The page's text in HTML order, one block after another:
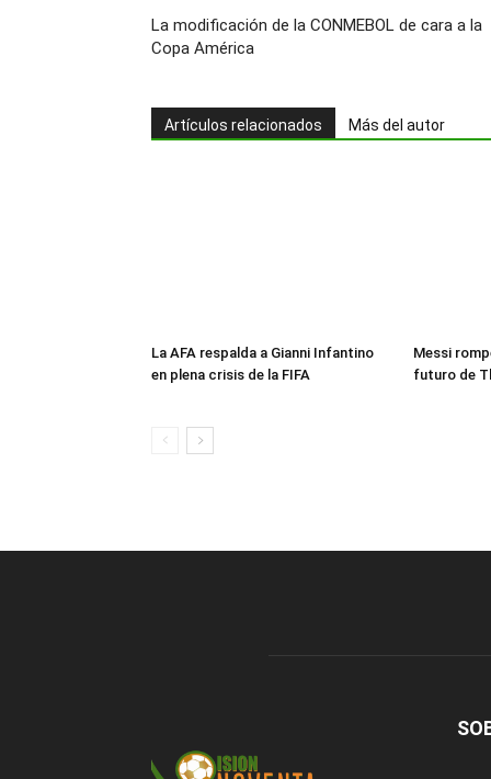
La modificación de la CONMEBOL de cara a la
Copa América
Artículos relacionados Más del autor
La AFA respalda a Gianni Infantino
en plena crisis de la FIFA
Messi
futuro de